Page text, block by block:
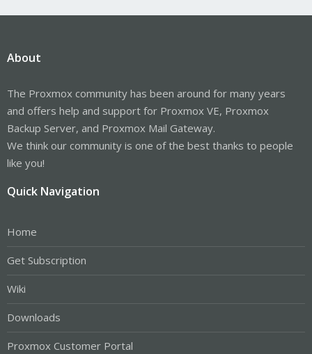
About
The Proxmox community has been around for many years
and offers help and support for Proxmox VE, Proxmox
Backup Server, and Proxmox Mail Gateway.
We think our community is one of the best thanks to people
like you!
Quick Navigation
Home
Get Subscription
Wiki
Downloads
Proxmox Customer Portal